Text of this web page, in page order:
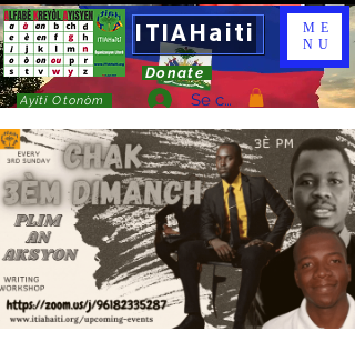
ITIAHaiti
Donate
Ayiti Otonòm Se connecter
ME
NU